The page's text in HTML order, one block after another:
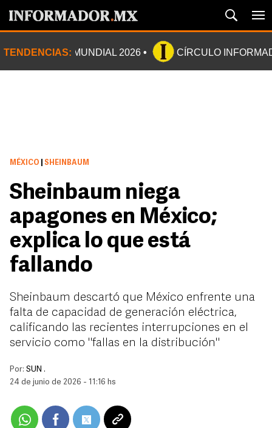
TENDENCIAS: MUNDIAL 2026 CÍRCULO
MÉXICO SHEINBAUM
Sheinbaum niega
apagones en México;
explica lo que está
fallando
Sheinbaum descartó que México enfrente una
falta de capacidad de generación eléctrica,
calificando las recientes interrupciones en el
servicio como "fallas en la distribución"
Por: SUN .
24 de junio de 2026 - 11:16 hs